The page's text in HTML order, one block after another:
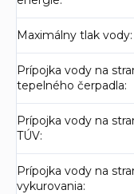
Maximálny tlak vody:
Prípojka vody na
tepelného čerpadla:
Prípojka vody na
TÚV:
Prípojka vody na
vykurovania: